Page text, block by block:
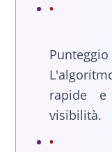
rapide e
visibilità.